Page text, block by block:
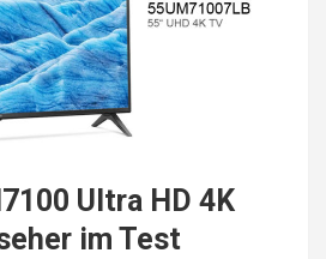
Ultra HD 4K
im Test